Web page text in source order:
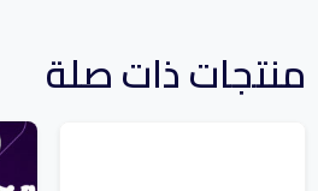
منتجات ذات صلة